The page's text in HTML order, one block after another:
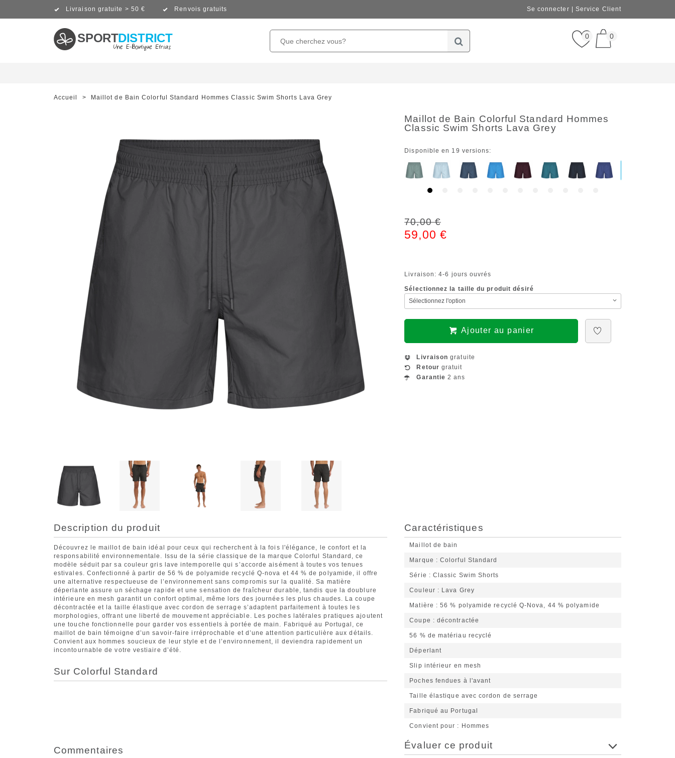
Livraison gratuite > 50 € Renvois gratuits Se connecter Service Client
SPORTDISTRICT 0 0
Accueil > Maillot de Bain Colorful Standard Hommes Classic Swim Shorts Lava Grey
Maillot de Bain Colorful Standard Hommes
Classic Swim Shorts Lava Grey
Disponible en 19 versions:
70,00 €
59,00 €
Livraison: 4-6 jours ouvrés
Sélectionnez la taille du produit désiré
Ajouter au panier
Livraison gratuite
Retour gratuit
Garantie 2 ans
Description du produit
Découvrez le maillot de bain idéal pour ceux qui recherchent à la fois l'élégance, le confort et la
responsabilité environnementale. Issu de la série classique de la marque Colorful Standard, ce
modèle séduit par sa couleur gris lave intemporelle qui s’accorde aisément à toutes vos tenues
estivales. Confectionné à partir de 56 % de polyamide recyclé Q-nova et 44 % de polyamide, il offre
une alternative respectueuse de l’environnement sans compromis sur la qualité. Sa matière
déperlante assure un séchage rapide et une sensation de fraîcheur durable, tandis que la doublure
intérieure en mesh garantit un confort optimal, même lors des journées les plus chaudes. La coupe
décontractée et la taille élastique avec cordon de serrage s’adaptent parfaitement à toutes les
morphologies, offrant une liberté de mouvement appréciable. Les poches latérales pratiques ajoutent
une touche fonctionnelle pour garder vos essentiels à portée de main. Fabriqué au Portugal, ce
maillot de bain témoigne d’un savoir-faire irréprochable et d’une attention particulière aux détails.
Convient aux hommes soucieux de leur style et de l’environnement, il deviendra rapidement un
incontournable de votre vestiaire d’été.
Sur Colorful Standard
Caractéristiques
Maillot de bain
Marque Colorful Standard
Série Classic Swim Shorts
Couleur Lava Grey
Matière 56 % polyamide recyclé Q-Nova, 44 % polyamide
Coupe décontractée
56 % de matériau recyclé
Déperlant
Slip intérieur en mesh
Poches fendues à l'avant
Taille élastique avec cordon de serrage
Fabriqué au Portugal
Convient pour Hommes
Commentaires Évaluer ce produit